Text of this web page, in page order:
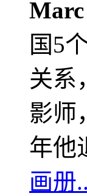
国5
关系
影师
年他
画册